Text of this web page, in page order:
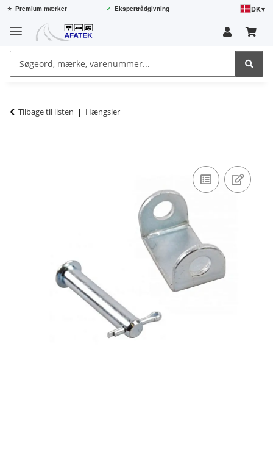
⭐ Premium mærker ✓ Ekspertrådgivning DK▾
Tilbage til listen Hængsler